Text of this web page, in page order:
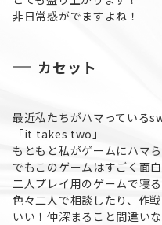
非日常感がでますよね！
カセット
最近私たちがハマっている
「it takes two」
もともと私がゲームにハマ
でもこのゲームはすごく面
二人プレイ用のゲームで寝
色々二人で相談したり、作
いい！仲深まること間違い